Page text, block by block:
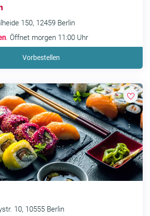
150, 12459 Berlin
. Öffnet morgen 11:00 Uhr
Vorbestellen
10, 10555 Berlin